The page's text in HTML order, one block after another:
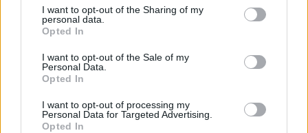
not limited to your visit or usage behaviour. You may click to
grant or deny consent to Google and its third-party tags to
use your data for below specified purposes in below Google
consent section.
I want to opt-out of the Sharing of my
personal data.
Opted In
I want to opt-out of the Sale of my
Personal Data.
Opted In
I want to opt-out of processing my
Personal Data for Targeted Advertising.
Opted In
EZEN A NAPON TÖRTÉNT
December 22-én történt
nyugati metróvonal második ütemét, így a teljes szakaszon
elindulhatott az utasforgalom. Az M2-es építése 1950-ben
kezdődött, az első szakasz 1970 áprilisára készült el. A Déli
pályaudvart és az Örs vezér terét összekötő 10,3